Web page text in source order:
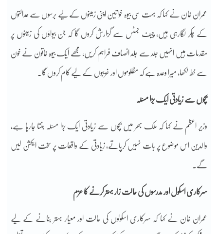
عمران خان نے کہا کہ بہت سی بیوہ خواتین اپنی زمینوں کے لیے برسوں سے عدالتوں
کے چکر لگارہی ہیں، چیف جسٹس سے گزارش کروں گا کہ جن بیواؤں کی زمینوں پر
مقدمات ہیں انہیں جلد سے جلد انصاف فراہم کریں، مجھے ایک بیوہ خاتون نے خون
سے خط لکھا، میرا وعدہ ہے کہ مظلوموں اور غریبوں کے لیے کام کروں گا۔
بچوں سے زیادتی ایک بڑا مسئلہ
وزیر اعظم نے کہا کہ ملک بھر میں بچوں سے زیادتی ایک بڑا مسئلہ بنتا جارہا ہے،
والدین اس موضوع پر بات نہیں کرپاتے، زیادتی کے واقعات پر سخت ایکشن لیں
گے۔
سرکاری اسکول اور مدرسوں کی حالت زار بہتر کرنے کا عزم
عمران خان نے کہا کہ سرکاری اسکولوں کی حالت اور معیار بہتر بنانے کے لیے